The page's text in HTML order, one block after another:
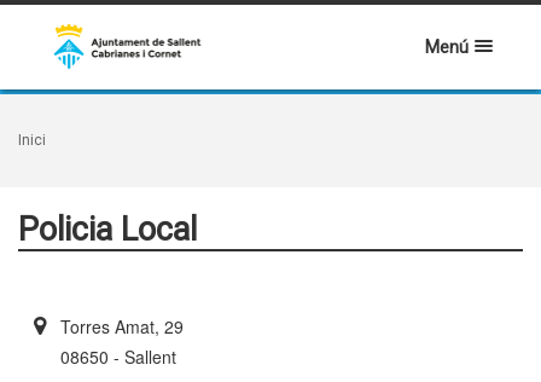
Menú
Inici
Policia Local
Torres Amat, 29
08650 - Sallent